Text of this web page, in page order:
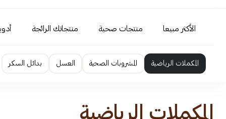
الأكثر مبيعا منتجات صحية منتجاتك الرائجة
المكملات الرياضية المشروبات الصحية العسل بدائل السكر
المكملات الرياضية